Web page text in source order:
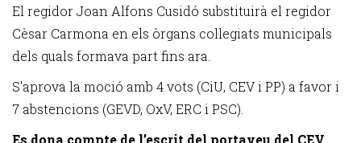
El regidor Joan Alfons Cusidó substituirà el regidor
Cèsar Carmona en els òrgans col·legiats municipals
dels quals formava part fins ara.
S'aprova la moció amb 4 vots (CiU, CEV i PP) a favor i
7 abstencions (GEVD, OxV, ERC i PSC).
Es dona compte de l’escrit del portaveu del CEV